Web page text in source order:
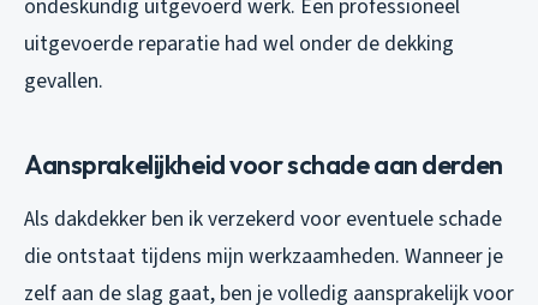
ondeskundig uitgevoerd werk. Een professioneel
uitgevoerde reparatie had wel onder de dekking
gevallen.
Aansprakelijkheid voor schade aan derden
Als dakdekker ben ik verzekerd voor eventuele schade
die ontstaat tijdens mijn werkzaamheden. Wanneer je
zelf aan de slag gaat, ben je volledig aansprakelijk voor